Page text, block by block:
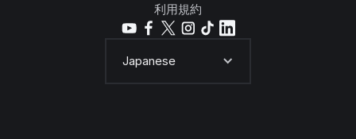
利用規約
Japanese